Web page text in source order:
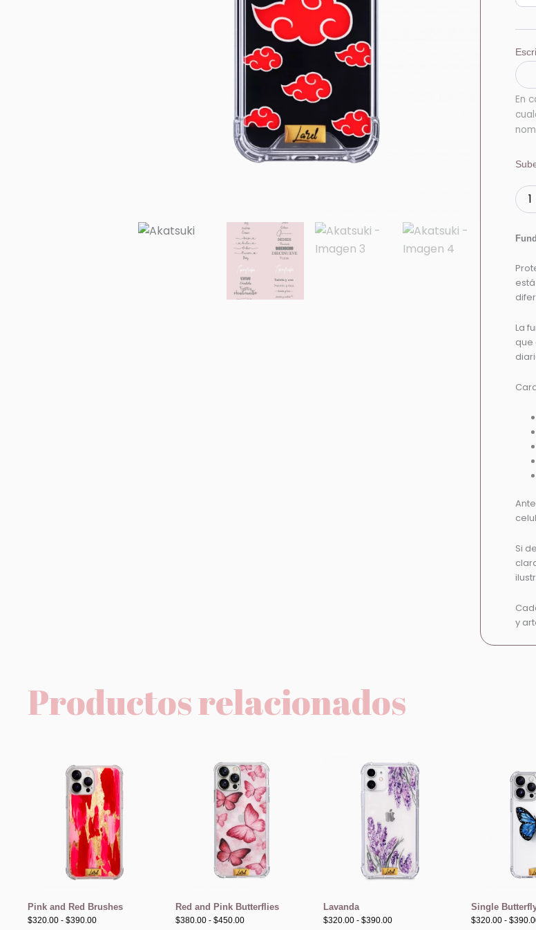
En
La
que
Si
y
Productos relacionados
Pink and Red Brushes
$320.00 - $390.00
de
precios:
desde
$320.00
hasta
$390.00
Red and Pink Butterflies
$380.00 - $450.00
de
precios:
desde
$380.00
hasta
$450.00
Lavanda
$320.00 - $390.00
de
precios:
desde
$320.00
hasta
$390.00
Single
$320.00 - $